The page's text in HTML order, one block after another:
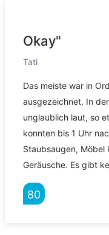
Okay"
Tati
Das meiste war in
ausgezeichnet. In
unglaublich laut, so
konnten bis 1 Uhr
Staubsaugen, Möbel
Geräusche. Es gibt
80